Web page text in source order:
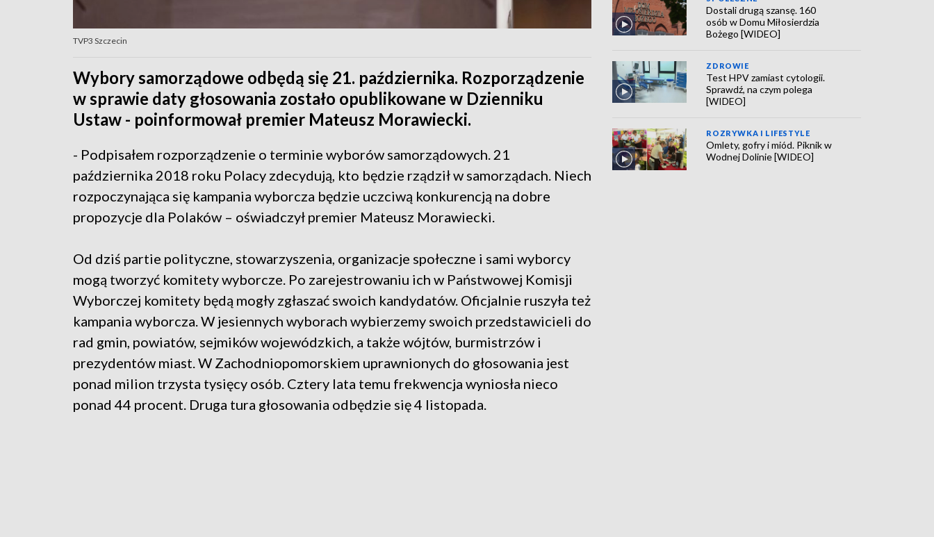
TVP3 Szczecin
Wybory samorządowe odbędą się 21. października. Rozporządzenie
w sprawie daty głosowania zostało opublikowane w Dzienniku
Ustaw - poinformował premier Mateusz Morawiecki.
- Podpisałem rozporządzenie o terminie wyborów samorządowych. 21
października 2018 roku Polacy zdecydują, kto będzie rządził w samorządach. Niech
rozpoczynająca się kampania wyborcza będzie uczciwą konkurencją na dobre
propozycje dla Polaków – oświadczył premier Mateusz Morawiecki.
Od dziś partie polityczne, stowarzyszenia, organizacje społeczne i sami wyborcy
mogą tworzyć komitety wyborcze. Po zarejestrowaniu ich w Państwowej Komisji
Wyborczej komitety będą mogły zgłaszać swoich kandydatów. Oficjalnie ruszyła też
kampania wyborcza. W jesiennych wyborach wybierzemy swoich przedstawicieli do
rad gmin, powiatów, sejmików wojewódzkich, a także wójtów, burmistrzów i
prezydentów miast. W Zachodniopomorskiem uprawnionych do głosowania jest
ponad milion trzysta tysięcy osób. Cztery lata temu frekwencja wyniosła nieco
ponad 44 procent. Druga tura głosowania odbędzie się 4 listopada.
Dostali drugą szansę. 160
osób w Domu Miłosierdzia
Bożego [WIDEO]
ZDROWIE
Test HPV zamiast cytologii.
Sprawdź, na czym polega
[WIDEO]
ROZRYWKA I LIFESTYLE
Omlety, gofry i miód. Piknik w
Wodnej Dolinie [WIDEO]